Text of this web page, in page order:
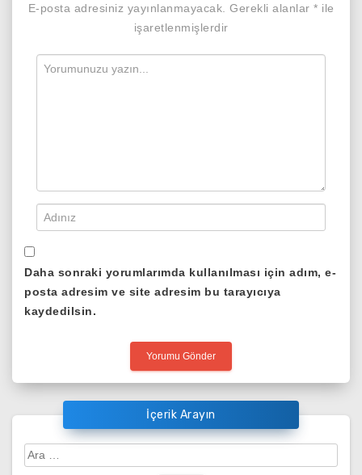
E-posta adresiniz yayınlanmayacak. Gerekli alanlar * ile
işaretlenmişlerdir
Daha sonraki yorumlarımda kullanılması için adım, e-
posta adresim ve site adresim bu tarayıcıya
kaydedilsin.
İçerik Arayın
Arama: